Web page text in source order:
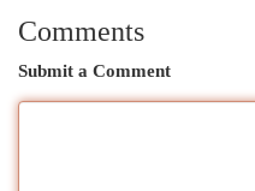
Comments
Submit a Comment